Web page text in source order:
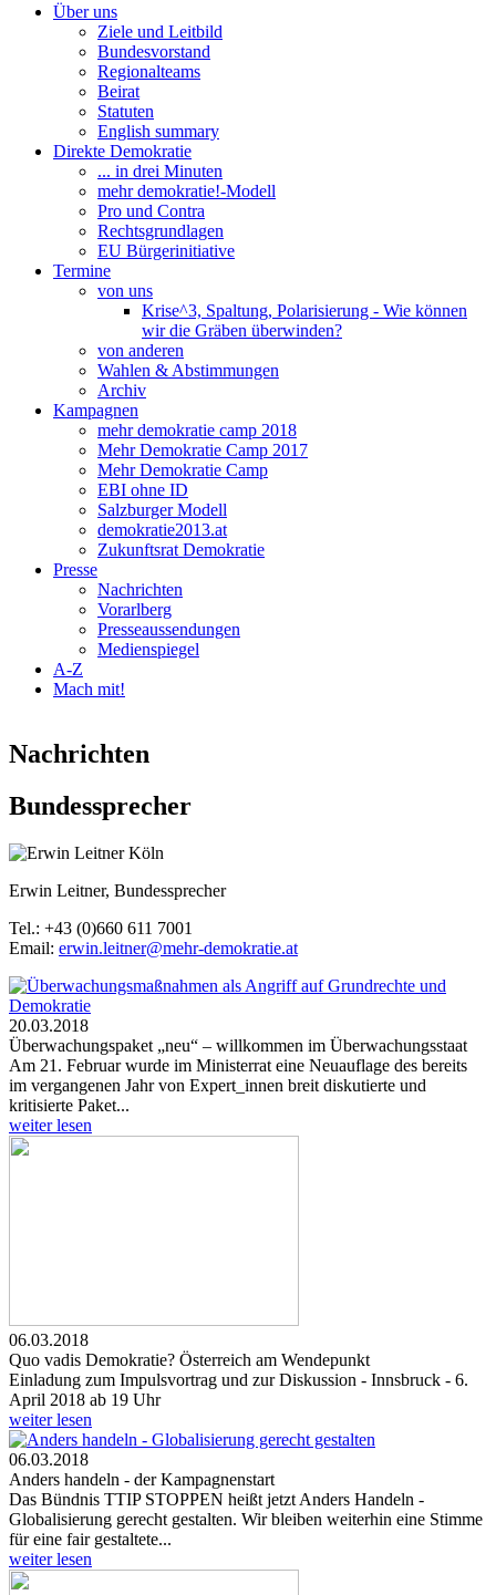
Über uns
Ziele und Leitbild
Bundesvorstand
Regionalteams
Beirat
Statuten
English summary
Direkte Demokratie
... in drei Minuten
mehr demokratie!-Modell
Pro und Contra
Rechtsgrundlagen
EU Bürgerinitiative
Termine
von uns
Krise^3, Spaltung, Polarisierung - Wie können
wir die Gräben überwinden?
von anderen
Wahlen & Abstimmungen
Archiv
Kampagnen
mehr demokratie camp 2018
Mehr Demokratie Camp 2017
Mehr Demokratie Camp
EBI ohne ID
Salzburger Modell
demokratie2013.at
Zukunftsrat Demokratie
Presse
Nachrichten
Vorarlberg
Presseaussendungen
Medienspiegel
A-Z
Mach mit!
Nachrichten
Bundessprecher
2013-05-04_erwin_leitner_koeln.jpg
Erwin Leitner, Bundessprecher
Tel.: +43 (0)660 611 7001
Email: erwin.leitner@mehr-demokratie.at
20.03.2018
Überwachungspaket „neu“ – willkommen im Überwachungsstaat
Am 21. Februar wurde im Ministerrat eine Neuauflage des bereits
im vergangenen Jahr von Expert_innen breit diskutierte und
kritisierte Paket...
weiter lesen
06.03.2018
Quo vadis Demokratie? Österreich am Wendepunkt
Einladung zum Impulsvortrag und zur Diskussion - Innsbruck - 6.
April 2018 ab 19 Uhr
weiter lesen
06.03.2018
Anders handeln - der Kampagnenstart
Das Bündnis TTIP STOPPEN heißt jetzt Anders Handeln -
Globalisierung gerecht gestalten. Wir bleiben weiterhin eine Stimme
für eine fair gestaltete...
weiter lesen